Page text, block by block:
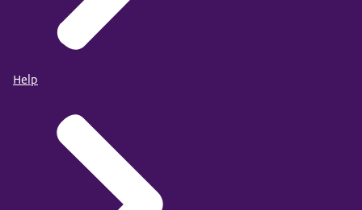
Help